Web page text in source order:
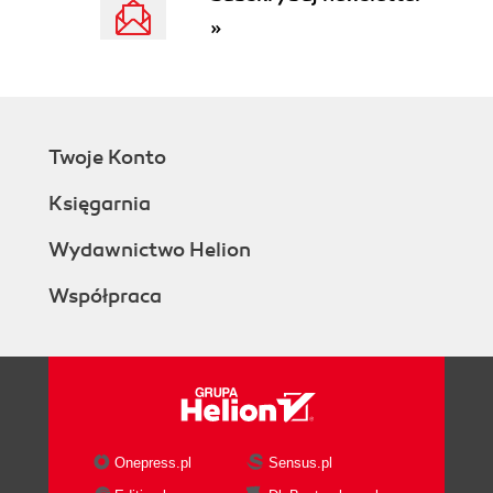
uniknąć zbędnego przemieszczania elementów w
Zagadnienie 16. Powinieneś wiedzieć, jak
klasycznego interfejsu zgodnego z C (102)
trick" pozwalająca na obcięcie nadmiarowej
Zagadnienie 18. Unikajmy stosowania wektora
Zagadnienie 19. Ten sam czy taki sam -
zrozumienie różnicy pomiędzy relacjami równości
a równoważności (112)
Zagadnienie 20. Określajmy typy porównawcze
»
Twoje Konto
Księgarnia
Wydawnictwo Helion
Współpraca
Onepress.pl
Sensus.pl